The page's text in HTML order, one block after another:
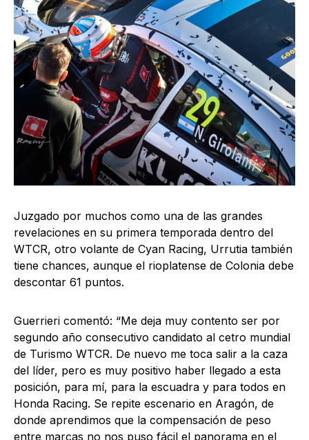
Juzgado por muchos como una de las grandes
revelaciones en su primera temporada dentro del
WTCR, otro volante de Cyan Racing, Urrutia también
tiene chances, aunque el rioplatense de Colonia debe
descontar 61 puntos.
Guerrieri comentó: “Me deja muy contento ser por
segundo año consecutivo candidato al cetro mundial
de Turismo WTCR. De nuevo me toca salir a la caza
del líder, pero es muy positivo haber llegado a esta
posición, para mí, para la escuadra y para todos en
Honda Racing. Se repite escenario en Aragón, de
donde aprendimos que la compensación de peso
entre marcas no nos puso fácil el panorama en el